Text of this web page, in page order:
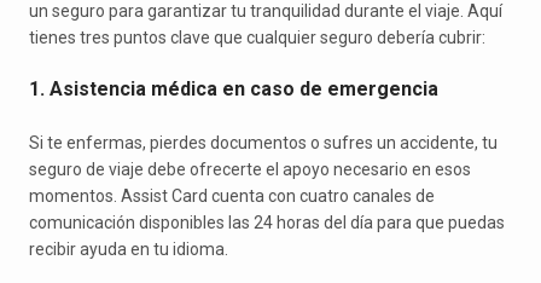
un seguro para garantizar tu tranquilidad durante el viaje. Aquí
tienes tres puntos clave que cualquier seguro debería cubrir:
1. Asistencia médica en caso de emergencia
Si te enfermas, pierdes documentos o sufres un accidente, tu
seguro de viaje debe ofrecerte el apoyo necesario en esos
momentos. Assist Card cuenta con cuatro canales de
comunicación disponibles las 24 horas del día para que puedas
recibir ayuda en tu idioma.